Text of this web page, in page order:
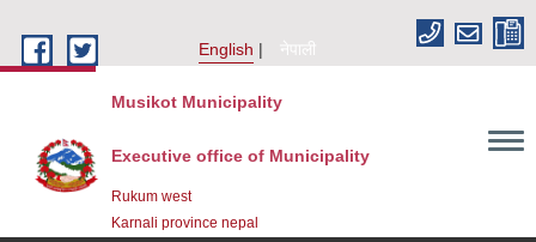
English
नेपाली
Musikot Municipality
Executive office of Municipality
Rukum west
Karnali province nepal